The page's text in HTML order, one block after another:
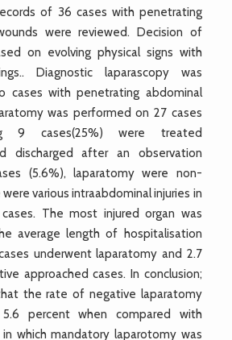
of 36 cases with penetrating
were reviewed. Decision of
on evolving physical signs with
Diagnostic laparascopy was
cases with penetrating abdominal
was performed on 27 cases
9 cases(25%) were treated
discharged after an observation
(5.6%), laparatomy were non-
various intraabdominal injuries in
The most injured organ was
average length of hospitalisation
underwent laparatomy and 2.7
approached cases. In conclusion;
the rate of negative laparatomy
percent when compared with
in which mandatory laparotomy was